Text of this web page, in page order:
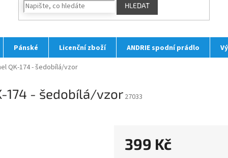
HLEDAT
Pánské Licenční zboží ANDRIE spodní prádlo
QK-174 - šedobílá/vzor
174 - šedobílá/vzor 27033
399 Kč